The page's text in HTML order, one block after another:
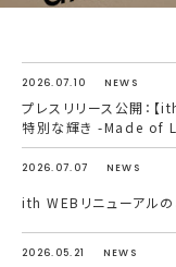
2026.07.10 NEWS
プレスリリース公開：
特別な輝き -Made of
2026.07.07 NEWS
ith WEBリニューアル
2026.05.21 NEWS